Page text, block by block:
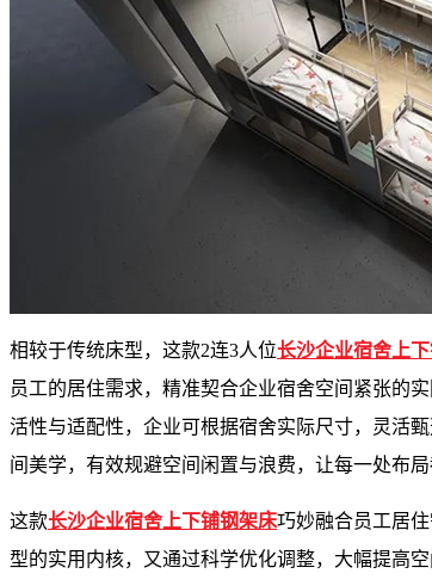
相较于传统床型，这款2连3人位长沙企业宿舍上
员工的居住需求，精准契合企业宿舍空间紧张的
活性与适配性，企业可根据宿舍实际尺寸，灵活
间美学，有效规避空间闲置与浪费，让每一处布局
这款长沙企业宿舍上下铺钢架床巧妙融合员工居
型的实用内核，又通过科学优化调整，大幅提高